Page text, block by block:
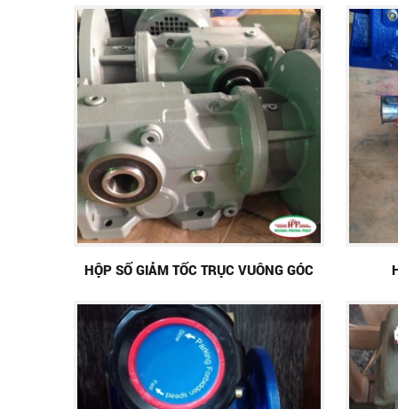
HỘP SỐ GIẢM TỐC TRỤC VUÔNG GÓC